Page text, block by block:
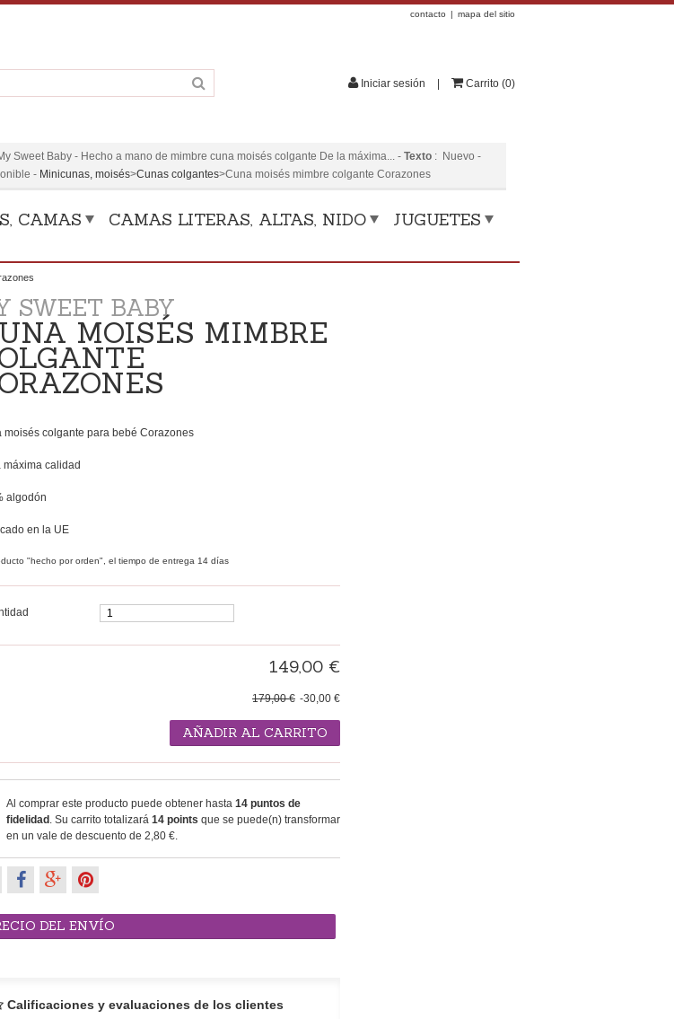
contacto mapa del sitio
Sweet Baby - Hecho a mano de mimbre cuna moisés colgante De la máxima... - Texto : Nuevo -
- Minicunas, moisés>Cunas colgantes>Cuna moisés mimbre colgante Corazones
CAMAS CAMAS LITERAS, ALTAS, NIDO
JUGUETES
Carrito (0)
Iniciar sesión
SWEET BABY
MOISÉS MIMBRE
moisés colgante para bebé Corazones
máxima calidad
algodón
en la UE
"hecho por orden", el tiempo de entrega 14 días
149,00 €
-30,00 €
179,00 €
AÑADIR AL CARRITO
Al comprar este producto puede obtener hasta 14 puntos de
fidelidad . Su carrito totalizará 14 points que se puede(n) transformar
en un vale de descuento de 2,80 €.
DEL ENVÍO
Calificaciones y evaluaciones de los clientes